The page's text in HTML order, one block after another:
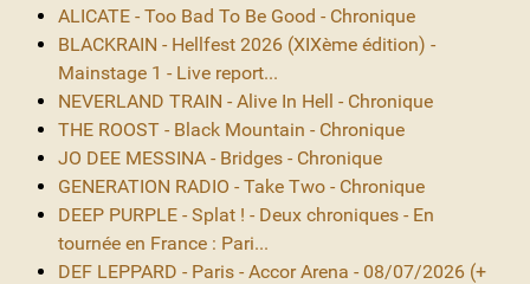
ALICATE - Too Bad To Be Good - Chronique
BLACKRAIN - Hellfest 2026 (XIXème édition) -
Mainstage 1 - Live report...
NEVERLAND TRAIN - Alive In Hell - Chronique
THE ROOST - Black Mountain - Chronique
JO DEE MESSINA - Bridges - Chronique
GENERATION RADIO - Take Two - Chronique
DEEP PURPLE - Splat ! - Deux chroniques - En
tournée en France : Pari...
DEF LEPPARD - Paris - Accor Arena - 08/07/2026 (+